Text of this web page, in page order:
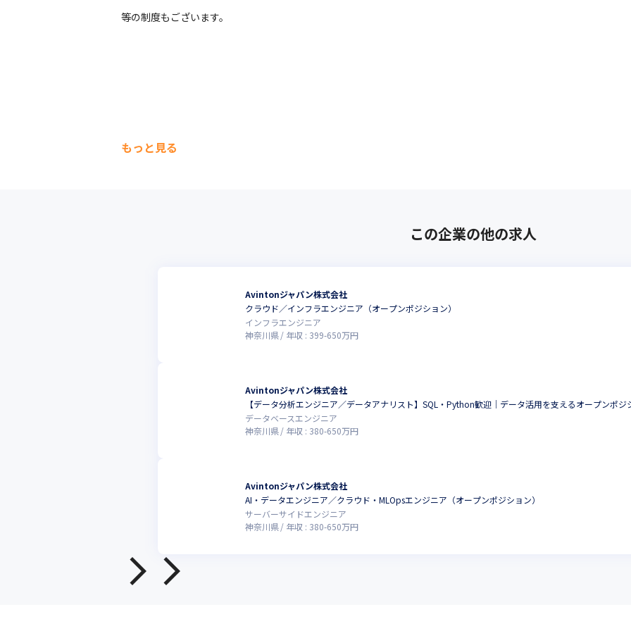
等の制度もございます。
もっと見る
この企業の他の求人
Avintonジャパン株式会社
クラウド／インフラエンジニア（オープンポジション）
インフラエンジニア
神奈川県
年収 : 399-650万円
Avintonジャパン株式会社
【データ分析エンジニア／データアナリスト】SQL・Python歓迎｜データ活用を支えるオープンポジ
データベースエンジニア
神奈川県
年収 : 380-650万円
Avintonジャパン株式会社
AI・データエンジニア／クラウド・MLOpsエンジニア（オープンポジション）
サーバーサイドエンジニア
神奈川県
年収 : 380-650万円